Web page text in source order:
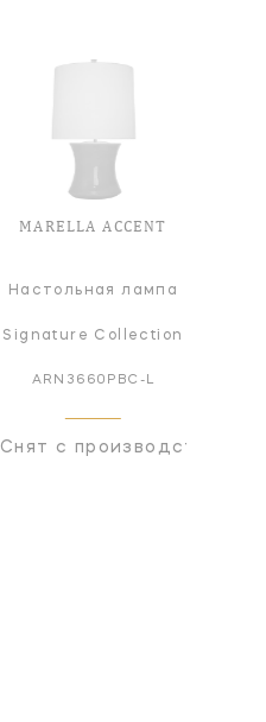
MARELLA ACCENT
Настольная лампа
Signature Collection
ARN3660PBC-L
Снят с производстваСнят с